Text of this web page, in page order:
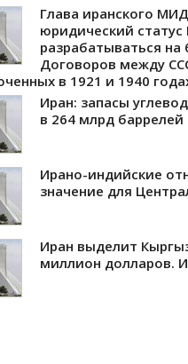
Глава иранского
юридический
разрабатываться на
Договоров между
в 1921 и 1940
Иран: запасы
в 264 млрд баррелей
Ирано-индийские
значение для
Иран выделит
миллион долларов.